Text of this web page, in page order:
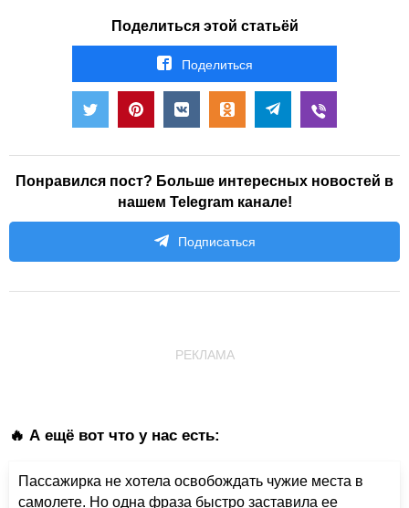
Поделиться этой статьёй
Поделиться
Понравился пост? Больше интересных новостей в
нашем Telegram канале!
Подписаться
РЕКЛАМА
🔥 А ещё вот что у нас есть:
Пассажирка не хотела освобождать чужие места в
самолете. Но одна фраза быстро заставила ее